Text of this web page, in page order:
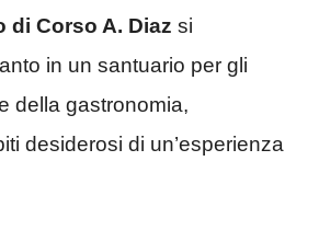
di Corso A. Diaz si
in un santuario per gli
della gastronomia,
desiderosi di un’esperienza